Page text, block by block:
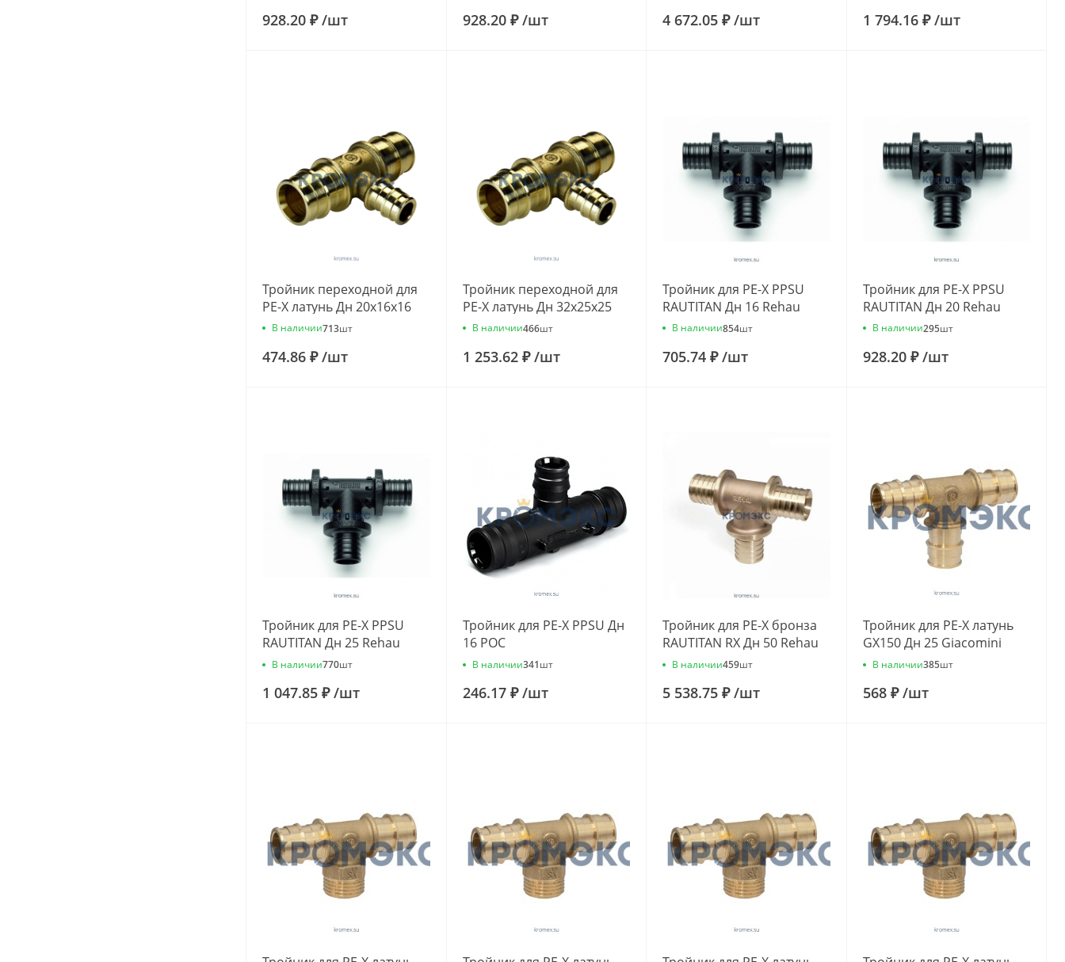
928.20 ₽/шт 928.20 ₽/шт 4 672.05 ₽/шт 1 794.16 ₽/шт
Тройник переходной для
PE-X латунь Дн 20х16х16
РОСВ наличии713шт
474.86 ₽/шт
Тройник переходной для
PE-X латунь Дн 32х25х25
РОСВ наличии466шт
1 253.62 ₽/шт
Тройник для PE-X PPSU
RAUTITAN Дн 16 Rehau
11600311001
В наличии854шт
705.74 ₽/шт
Тройник для PE-X PPSU
RAUTITAN Дн 20 Rehau
11600321001
В наличии295шт
928.20 ₽/шт
Тройник для PE-X PPSU
RAUTITAN Дн 25 Rehau
11600331001
В наличии770шт
1 047.85 ₽/шт
Тройник для PE-X PPSU Дн
16 РОС
В наличии341шт
246.17 ₽/шт
Тройник для PE-X бронза
RAUTITAN RX Дн 50 Rehau
13660011001 (11371551001,
В наличии459шт
5 538.75 ₽/шт
Тройник для PE-X латунь
GX150 Дн 25 Giacomini
GX150Y005
В наличии385шт
568 ₽/шт